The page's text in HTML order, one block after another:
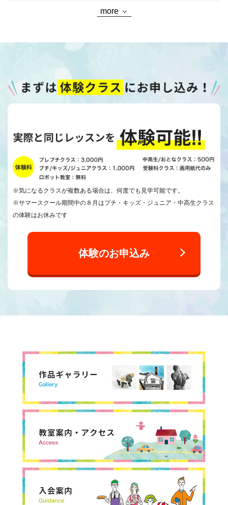
more
※気になるクラスが複数ある場合は、何度でも見学可能です。
※サマースクール期間中の８月はプチ・キッズ・ジュニア・中高生クラス
の体験はお休みです
体験のお申込み